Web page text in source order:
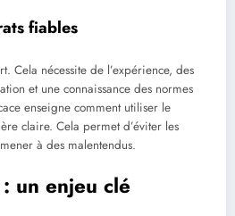
fiables
Cela nécessite de l’expérience, des
et une connaissance des normes
enseigne comment utiliser le
claire. Cela permet d’éviter les
à des malentendus.
un enjeu clé